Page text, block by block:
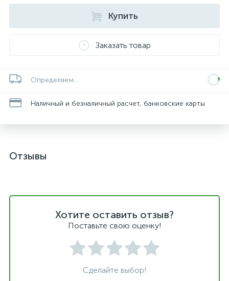
Купить
Заказать товар
Определяем...
Наличный и безналичный расчет, банковские карты
Отзывы
Хотите оставить отзыв?
Поставьте свою оценку!
Сделайте выбор!